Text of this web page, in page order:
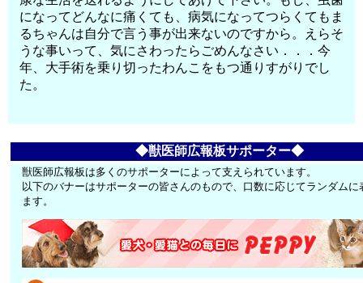
になってどんなに痛くても、病気になってつらくてもま
るちゃんは自分で言う事が出来ないのですから。えらそ
うな事いって、気にさわったらごめんなさい．．．今
年、大手術を乗り切ったわんこをもつ通りすがりでし
た。
◆獣医師広報板サポーター◆
獣医師広報板は多くのサポーターによって支えられています。
以下のバナーはサポーターの皆さんのもので、口数に応じてランダムに
ます。